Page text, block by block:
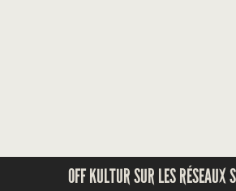
OFF KULTUR SUR LES RÉSEAUX